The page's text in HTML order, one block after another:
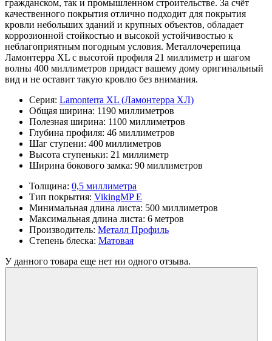
гражданском, так и промышленном строительстве. За счёт
качественного покрытия отлично подходит для покрытия
кровли небольших зданий и крупных объектов, обладает
коррозионной стойкостью и высокой устойчивостью к
неблагоприятным погодным условия. Металлочерепица
Ламонтерра XL с высотой профиля 21 миллиметр и шагом
волны 400 миллиметров придаст вашему дому оригинальный
вид и не оставит такую кровлю без внимания.
Серия: Lamonterra XL (Ламонтерра ХЛ)
Общая ширина: 1190 миллиметров
Полезная ширина: 1100 миллиметров
Глубина профиля: 46 миллиметров
Шаг ступени: 400 миллиметров
Высота ступеньки: 21 миллиметр
Ширина бокового замка: 90 миллиметров
Толщина: 0,5 миллиметра
Тип покрытия: VikingMP E
Минимальная длина листа: 500 миллиметров
Максимальная длина листа: 6 метров
Производитель: Металл Профиль
Степень блеска: Матовая
У данного товара еще нет ни одного отзыва.